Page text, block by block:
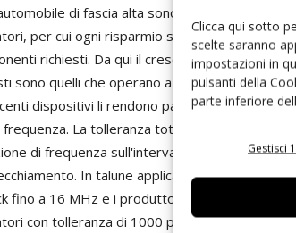
Clicca qui sotto
scelte saranno
impostazioni in
pulsanti della
parte inferiore
Gestisci
di fascia alta sono presenti
per cui ogni risparmio su un singolo
richiesti. Da qui il crescente interesse
sono quelli che operano a una frequenza di
dispositivi li rendono particolarmente
frequenza. La tolleranza totale viene definita
di frequenza sull'intervallo della
In talune applicazioni questi
fino a 16 MHz e i produttori prevedono di
con tolleranza di 1000 ppm e idonei all'uso